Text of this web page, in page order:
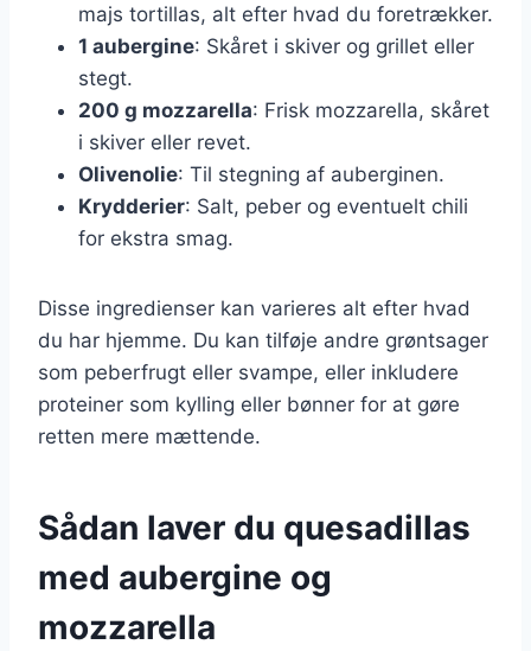
majs tortillas, alt efter hvad du foretrækker.
1 aubergine: Skåret i skiver og grillet eller
stegt.
200 g mozzarella: Frisk mozzarella, skåret
i skiver eller revet.
Olivenolie: Til stegning af auberginen.
Krydderier: Salt, peber og eventuelt chili
for ekstra smag.
Disse ingredienser kan varieres alt efter hvad
du har hjemme. Du kan tilføje andre grøntsager
som peberfrugt eller svampe, eller inkludere
proteiner som kylling eller bønner for at gøre
retten mere mættende.
Sådan laver du quesadillas
med aubergine og
mozzarella